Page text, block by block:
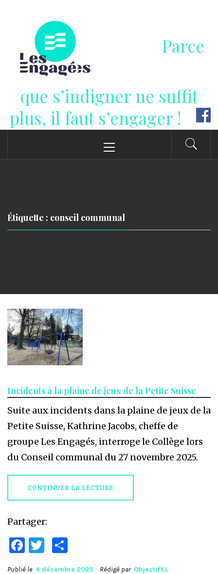
contenu
Parce
que s’indigner ne suffit
plus, il faut s’engager !
principal
Étiquette : conseil communal
Incidents à la plaine de jeux de la Petite Suisse
Suite aux incidents dans la plaine de jeux de la
Petite Suisse, Kathrine Jacobs, cheffe de
groupe Les Engagés, interroge le Collège lors
du Conseil communal du 27 novembre 2025.
CONTINUER LA LECTURE
Partager:
Facebook
Twitter
Publié le 4 décembre 2025 Rédigé par ObjectifXL